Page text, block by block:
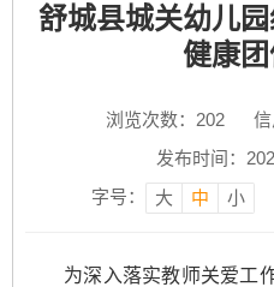
舒城县城关幼儿
健康
浏览次数： 202
发布时间：
字号：
大 中 小
为深入落实教师关爱工